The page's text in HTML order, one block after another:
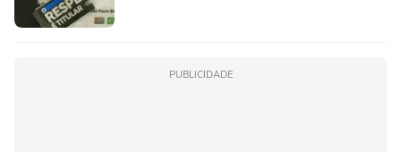
PUBLICIDADE